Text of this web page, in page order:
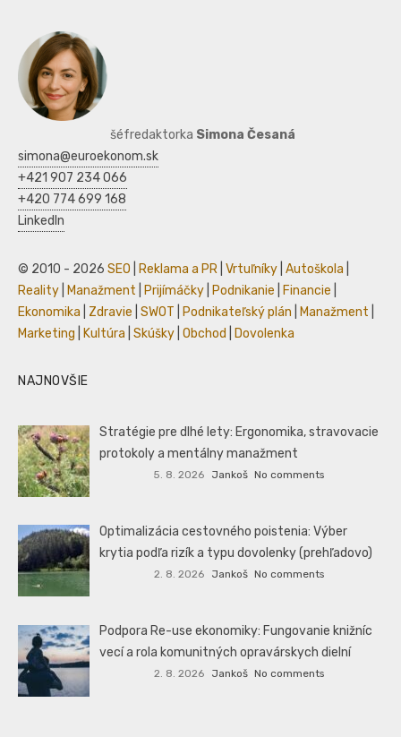
šéfredaktorka Simona Česaná
simona@euroekonom.sk
+421 907 234 066
+420 774 699 168
LinkedIn
© 2010 - 2026 SEO Reklama a PR Vrtuľníky Autoškola
Reality
Manažment Prijímáčky Podnikanie Financie
Ekonomika
Zdravie SWOT Podnikateľský plán Manažment
Marketing
Kultúra Skúšky Obchod Dovolenka
NAJNOVŠIE
Stratégie pre dlhé lety: Ergonomika, stravovacie
protokoly a mentálny manažment
5. 8. 2026 Jankoš No comments
Optimalizácia cestovného poistenia: Výber
krytia podľa rizík a typu dovolenky (prehľadovo)
2. 8. 2026 Jankoš No comments
Podpora Re-use ekonomiky: Fungovanie knižníc
vecí a rola komunitných opravárskych dielní
2. 8. 2026 Jankoš No comments